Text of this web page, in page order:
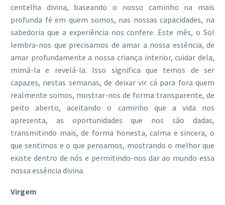
centelha divina, baseando o nosso caminho na mais
profunda fé em quem somos, nas nossas capacidades, na
sabedoria que a experiência nos confere. Este mês, o Sol
lembra-nos que precisamos de amar a nossa essência, de
amar profundamente a nossa criança interior, cuidar dela,
mimá-la e revelá-la. Isso significa que temos de ser
capazes, nestas semanas, de deixar vir cá para fora quem
realmente somos, mostrar-nos de forma transparente, de
peito aberto, aceitando o caminho que a vida nos
apresenta, as oportunidades que nos são dadas,
transmitindo mais, de forma honesta, calma e sincera, o
que sentimos e o que pensamos, mostrando o melhor que
existe dentro de nós e permitindo-nos dar ao mundo essa
nossa essência divina.
Virgem